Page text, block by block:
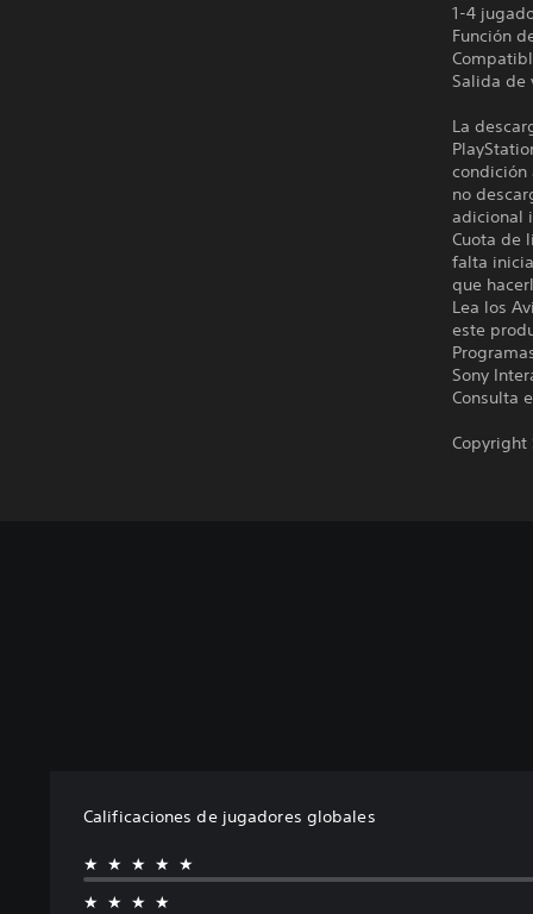
1-4
Función
Salida de
La
condición
no
adicional
Cuota de
falta
que
Lea los
este
Sony
Consulta
Copyright
Calificaciones de jugadores globales
★★★★★
★★★★